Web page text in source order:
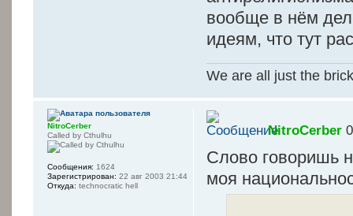
вообще в нём
идеям, что тут
We are all just the
NitroCerber
Слово говоришь
моя
NitroCerber
Called by Cthulhu
Сообщения: 1624
Зарегистрирован: 22 авг 2003 21:44
Откуда: technocratic hell